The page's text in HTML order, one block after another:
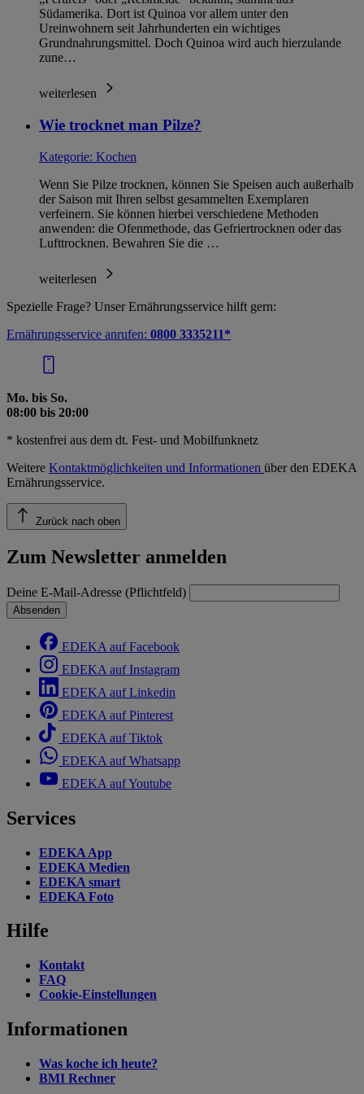
Südamerika. Dort ist Quinoa vor allem unter den
Ureinwohnern seit Jahrhunderten ein wichtiges
Grundnahrungsmittel. Doch Quinoa wird auch hierzulande
zune…
weiterlesen
Wie trocknet man Pilze?
Kategorie: Kochen
Wenn Sie Pilze trocknen, können Sie Speisen auch außerhalb
der Saison mit Ihren selbst gesammelten Exemplaren
verfeinern. Sie können hierbei verschiedene Methoden
anwenden: die Ofenmethode, das Gefriertrocknen oder das
Lufttrocknen. Bewahren Sie die …
weiterlesen
Spezielle Frage? Unser Ernährungsservice hilft gern:
Ernährungsservice anrufen: 0800 3335211*
Mo. bis So.
08:00 bis 20:00
* kostenfrei aus dem dt. Fest- und Mobilfunknetz
Weitere Kontaktmöglichkeiten und Informationen über den EDEKA
Ernährungsservice.
Zurück nach oben
Zum Newsletter anmelden
Deine E-Mail-Adresse (Pflichtfeld)
Absenden
EDEKA auf Facebook
EDEKA auf Instagram
EDEKA auf Linkedin
EDEKA auf Pinterest
EDEKA auf Tiktok
EDEKA auf Whatsapp
EDEKA auf Youtube
Services
EDEKA App
EDEKA Medien
EDEKA smart
EDEKA Foto
Hilfe
Kontakt
FAQ
Cookie-Einstellungen
Informationen
Was koche ich heute?
BMI Rechner